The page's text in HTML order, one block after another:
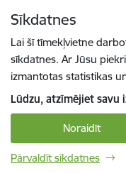
Sīkdatnes
Lai šī tīmekļvietne
sīkdatnes. Ar Jūsu
izmantotas statistikas
Lūdzu, atzīmējiet savu
Noraidīt
Pārvaldīt sīkdatnes